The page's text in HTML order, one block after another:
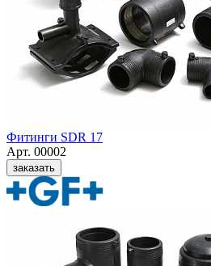
Фитинги SDR 17
Арт. 00002
заказать